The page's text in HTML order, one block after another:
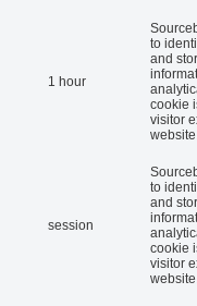
1 hour
to
and
cookie
visitor
website.
session
to
and
cookie
visitor
website.